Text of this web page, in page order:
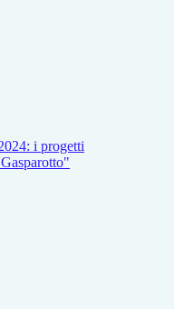
i progetti